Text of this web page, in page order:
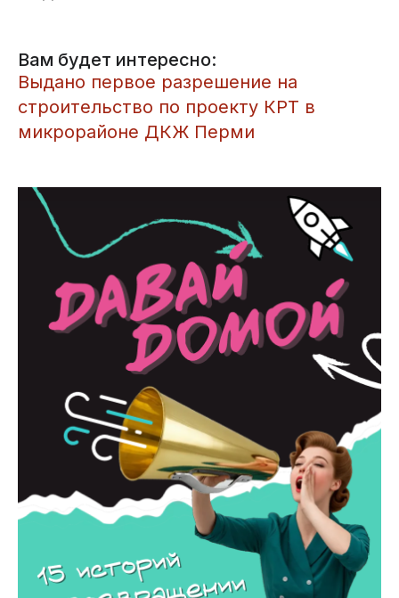
Вам будет интересно:
Выдано первое разрешение на
строительство по проекту КРТ в
микрорайоне ДКЖ Перми